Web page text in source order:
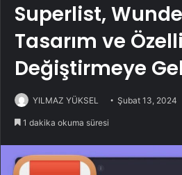
Superlist,
Tasarım ve
Değiştirmeye
YILMAZ YÜKSEL Şubat 13, 2024
1 dakika okuma süresi